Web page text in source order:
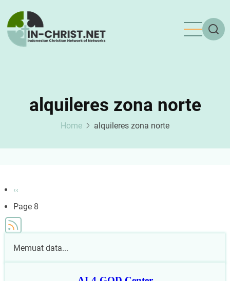
main
content
alquileres zona norte
Home alquileres zona norte
Pagination
Previous
page
‹‹
Page 8
Memuat data...